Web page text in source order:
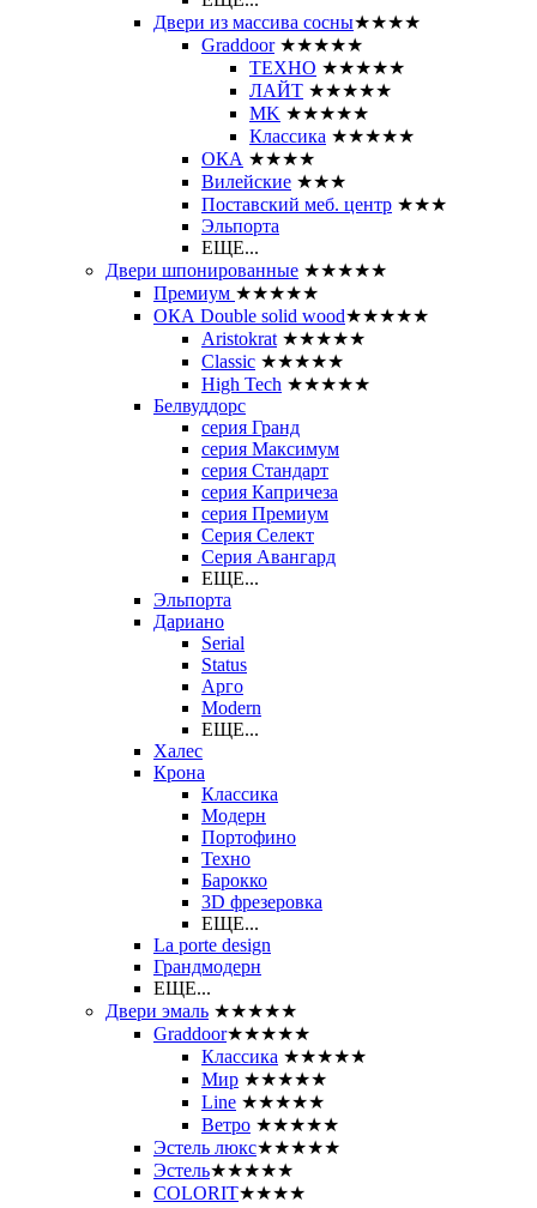
Двери из массива сосны★★★★
Graddoor ★★★★★
ТЕХНО ★★★★★
ЛАЙТ ★★★★★
MK ★★★★★
Классика ★★★★★
ОКА ★★★★
Вилейские ★★★
Поставский меб. центр ★★★
Эльпорта
ЕЩЕ...
Двери шпонированные ★★★★★
Премиум ★★★★★
ОКА Double solid wood★★★★★
Aristokrat ★★★★★
Classic ★★★★★
High Tech ★★★★★
Белвуддорс
серия Гранд
серия Максимум
серия Стандарт
серия Капричеза
серия Премиум
Серия Селект
Серия Авангард
ЕЩЕ...
Эльпорта
Дариано
Serial
Status
Арго
Modern
ЕЩЕ...
Халес
Крона
Классика
Модерн
Портофино
Техно
Барокко
3D фрезеровка
ЕЩЕ...
La porte design
Грандмодерн
ЕЩЕ...
Двери эмаль ★★★★★
Graddoor★★★★★
Классика ★★★★★
Мир ★★★★★
Line ★★★★★
Ветро ★★★★★
Эстель люкс★★★★★
Эстель★★★★★
COLORIT★★★★